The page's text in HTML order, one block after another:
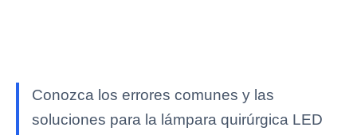
Conozca los errores comunes y las
soluciones para la lámpara quirúrgica LED